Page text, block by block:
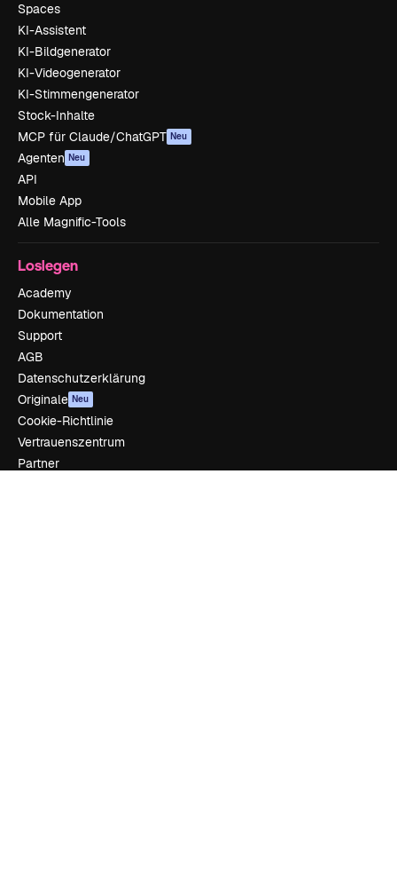
Spaces
KI-Assistent
KI-Bildgenerator
KI-Videogenerator
KI-Stimmengenerator
Stock-Inhalte
MCP für Claude/ChatGPT Neu
Agenten Neu
API
Mobile App
Alle Magnific-Tools
Loslegen
Academy
Dokumentation
Support
AGB
Datenschutzerklärung
Originale Neu
Cookie-Richtlinie
Vertrauenszentrum
Partner